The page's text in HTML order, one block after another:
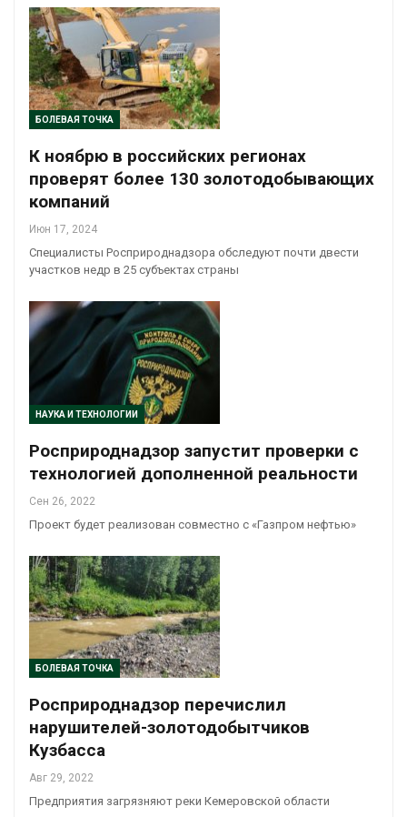
БОЛЕВАЯ ТОЧКА
К ноябрю в российских регионах
проверят более 130 золотодобывающих
компаний
Июн 17, 2024
Специалисты Росприроднадзора обследуют почти двести
участков недр в 25 субъектах страны
НАУКА И ТЕХНОЛОГИИ
Росприроднадзор запустит проверки с
технологией дополненной реальности
Сен 26, 2022
Проект будет реализован совместно с «Газпром нефтью»
БОЛЕВАЯ ТОЧКА
Росприроднадзор перечислил
нарушителей-золотодобытчиков
Кузбасса
Авг 29, 2022
Предприятия загрязняют реки Кемеровской области